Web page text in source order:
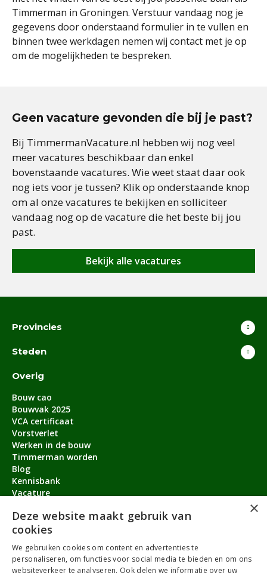
Timmerman in Groningen. Verstuur vandaag nog je
gegevens door onderstaand formulier in te vullen en
binnen twee werkdagen nemen wij contact met je op
om de mogelijkheden te bespreken.
Geen vacature gevonden die bij je past?
Bij TimmermanVacature.nl hebben wij nog veel
meer vacatures beschikbaar dan enkel
bovenstaande vacatures. Wie weet staat daar ook
nog iets voor je tussen? Klik op onderstaande knop
om al onze vacatures te bekijken en solliciteer
vandaag nog op de vacature die het beste bij jou
past.
Bekijk alle vacatures
Provincies
Steden
Overig
Bouw cao
Bouwvak 2025
VCA certificaat
Vorstverlet
Werken in de bouw
Timmerman worden
Blog
Kennisbank
Vacature
Contact
Over ons
service@timmermanvacature.nl
×
Deze website maakt gebruik van
cookies
We gebruiken cookies om content en advertenties te
personaliseren, om functies voor social media te bieden en om ons
websiteverkeer te analyseren. Ook delen we informatie over uw